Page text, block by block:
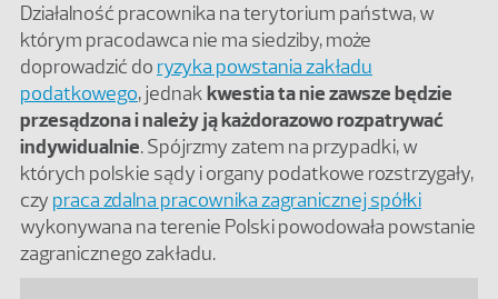
Działalność pracownika na terytorium państwa, w
którym pracodawca nie ma siedziby, może
doprowadzić do ryzyka powstania zakładu
podatkowego, jednakkwestia ta nie zawsze będzie
przesądzona i należy ją każdorazowo rozpatrywać
indywidualnie. Spójrzmy zatem na przypadki, w
których polskie sądy i organy podatkowe rozstrzygały,
czy praca zdalna pracownika zagranicznej spółki
wykonywana na terenie Polski powodowała powstanie
zagranicznego zakładu.